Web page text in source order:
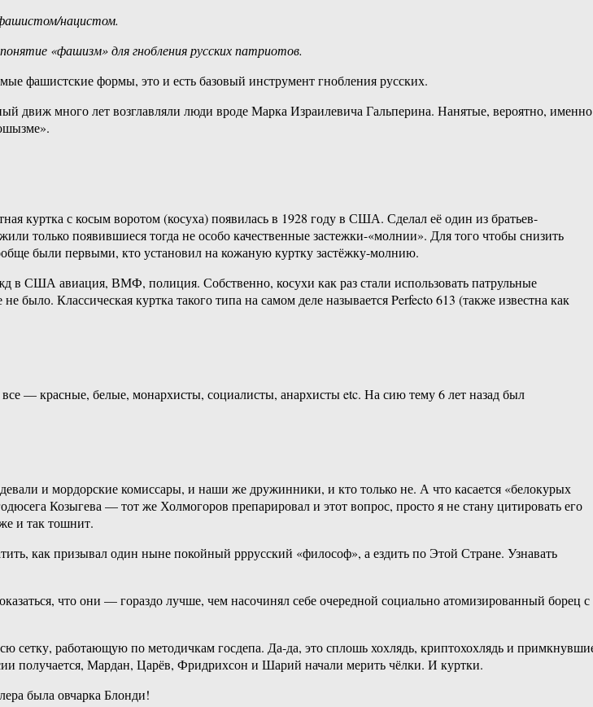
нацистом.
«фашизм» для гнобления русских патриотов.
фашистские формы, это и есть базовый инструмент гнобления русских.
движ много лет возглавляли люди вроде Марка Израилевича Гальперина. Нанятые, вероятно, именно
куртка с косым воротом (косуха) появилась в 1928 году в США. Сделал её один из братьев-
только появившиеся тогда не особо качественные застежки-«молнии». Для того чтобы снизить
были первыми, кто установил на кожаную куртку застёжку-молнию.
в США авиация, ВМФ, полиция. Собственно, косухи как раз стали использовать патрульные
Классическая куртка такого типа на самом деле называется Perfecto 613 (также известна как
— красные, белые, монархисты, социалисты, анархисты etc. На сию тему 6 лет назад был
и мордорские комиссары, и наши же дружинники, и кто только не. А что касается «белокурых
Козыгева — тот же Холмогоров препарировал и этот вопрос, просто я не стану цитировать его
и так тошнит.
как призывал один ныне покойный рррусский «философ», а ездить по Этой Стране. Узнавать
что они — гораздо лучше, чем насочинял себе очередной социально атомизированный борец с
сетку, работающую по методичкам госдепа. Да-да, это сплошь хохлядь, криптохохлядь и
получается, Мардан, Царёв, Фридрихсон и Шарий начали мерить чёлки. И куртки.
была овчарка Блонди!